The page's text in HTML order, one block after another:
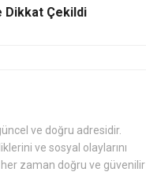
Dikkat Çekildi
ve doğru adresidir.
ve sosyal olaylarını
her zaman doğru ve güvenilir